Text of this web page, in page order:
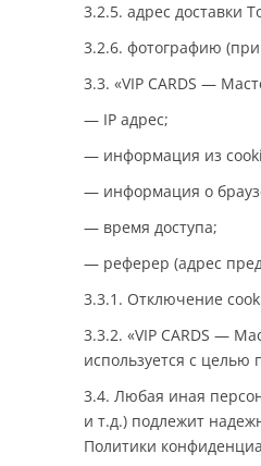
3.2.5. адрес доставки
3.2.6. фотографию
3.3. «VIP CARDS —
— IP адрес;
— информация из
— информация о
— время доступа;
— реферер (адрес
3.3.1. Отключение
3.3.2. «VIP CARDS —
используется с
3.4. Любая иная
и т.д.) подлежит
Политики